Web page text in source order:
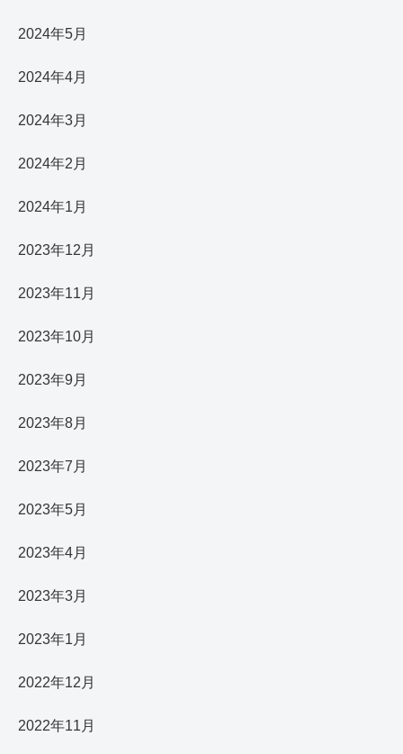
2024年5月
2024年4月
2024年3月
2024年2月
2024年1月
2023年12月
2023年11月
2023年10月
2023年9月
2023年8月
2023年7月
2023年5月
2023年4月
2023年3月
2023年1月
2022年12月
2022年11月